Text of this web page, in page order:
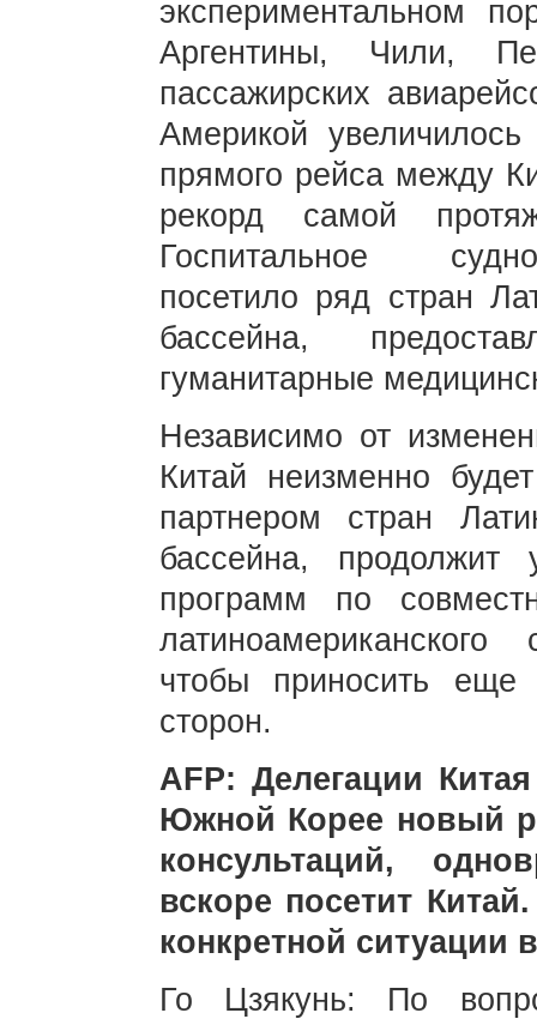
экспериментальном
Аргентины, Чили,
пассажирских
Америкой
прямого рейса между
рекорд самой
Госпитальное
посетило ряд стран
бассейна,
гуманитарные
Независимо от
Китай неизменно
партнером стран
бассейна, продолжит
программ по
чтобы приносить
сторон.
AFP: Делегации
Южной Корее новый
консультаций,
вскоре посетит
конкретной ситуации
Го Цзякунь: По